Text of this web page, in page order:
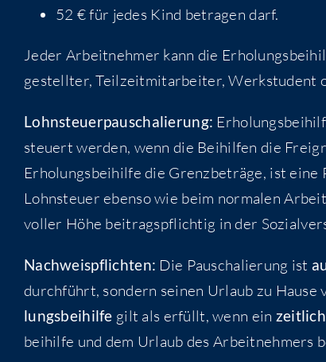
52 € für jedes Kind betra­gen darf.
Jeder Arbeit­neh­mer kann die
ge­stell­ter, Teil­zeit­mit­ar­bei­ter, Werk­stu­dent
Lohn­steu­er­pau­scha­lie­rung:
steu­ert wer­den, wenn die Bei­hil­fen die
Erho­lungs­bei­hil­fe die Grenz­be­trä­ge, ist eine
Lohn­steu­er eben­so wie beim nor­ma­len
vol­ler Höhe bei­trags­pflich­tig in der
Nach­weis­pflich­ten: Die Pau­scha­lie­rung ist
durch­führt, son­dern sei­nen Urlaub zu Hau­se
lungs­bei­hil­fe gilt als erfüllt, wenn ein
bei­hil­fe und dem Urlaub des Arbeit­neh­mers